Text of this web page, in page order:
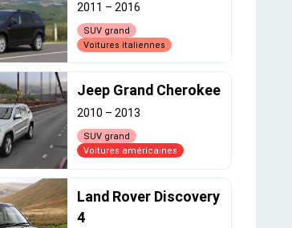
2011 – 2016
SUV grand
Voitures italiennes
Jeep Grand Cherokee
2010 – 2013
SUV grand
Voitures américaines
Land Rover Discovery
4